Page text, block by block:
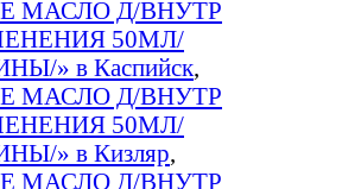
МАСЛО Д/ВНУТР
50МЛ/
» в Каспийск,
МАСЛО Д/ВНУТР
50МЛ/
» в Кизляр,
МАСЛО Д/ВНУТР